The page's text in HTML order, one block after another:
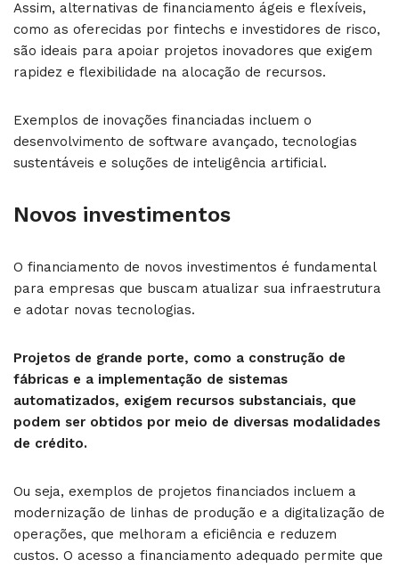
Assim, alternativas de financiamento ágeis e flexíveis,
como as oferecidas por fintechs e investidores de risco,
são ideais para apoiar projetos inovadores que exigem
rapidez e flexibilidade na alocação de recursos.
Exemplos de inovações financiadas incluem o
desenvolvimento de software avançado, tecnologias
sustentáveis e soluções de inteligência artificial.
Novos investimentos
O financiamento de novos investimentos é fundamental
para empresas que buscam atualizar sua infraestrutura
e adotar novas tecnologias.
Projetos de grande porte, como a construção de
fábricas e a implementação de sistemas
automatizados, exigem recursos substanciais, que
podem ser obtidos por meio de diversas modalidades
de crédito.
Ou seja, exemplos de projetos financiados incluem a
modernização de linhas de produção e a digitalização de
operações, que melhoram a eficiência e reduzem
custos. O acesso a financiamento adequado permite que